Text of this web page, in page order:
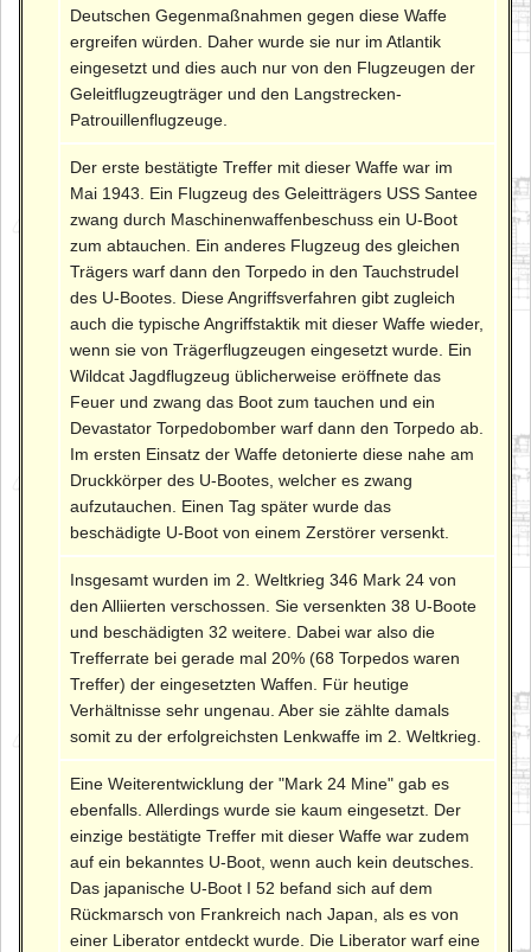
Deutschen Gegenmaßnahmen gegen diese Waffe
ergreifen würden. Daher wurde sie nur im Atlantik
eingesetzt und dies auch nur von den Flugzeugen der
Geleitflugzeugträger und den Langstrecken-
Patrouillenflugzeuge.
Der erste bestätigte Treffer mit dieser Waffe war im
Mai 1943. Ein Flugzeug des Geleitträgers USS Santee
zwang durch Maschinenwaffenbeschuss ein U-Boot
zum abtauchen. Ein anderes Flugzeug des gleichen
Trägers warf dann den Torpedo in den Tauchstrudel
des U-Bootes. Diese Angriffsverfahren gibt zugleich
auch die typische Angriffstaktik mit dieser Waffe wieder,
wenn sie von Trägerflugzeugen eingesetzt wurde. Ein
Wildcat Jagdflugzeug üblicherweise eröffnete das
Feuer und zwang das Boot zum tauchen und ein
Devastator Torpedobomber warf dann den Torpedo ab.
Im ersten Einsatz der Waffe detonierte diese nahe am
Druckkörper des U-Bootes, welcher es zwang
aufzutauchen. Einen Tag später wurde das
beschädigte U-Boot von einem Zerstörer versenkt.
Insgesamt wurden im 2. Weltkrieg 346 Mark 24 von
den Alliierten verschossen. Sie versenkten 38 U-Boote
und beschädigten 32 weitere. Dabei war also die
Trefferrate bei gerade mal 20% (68 Torpedos waren
Treffer) der eingesetzten Waffen. Für heutige
Verhältnisse sehr ungenau. Aber sie zählte damals
somit zu der erfolgreichsten Lenkwaffe im 2. Weltkrieg.
Eine Weiterentwicklung der "Mark 24 Mine" gab es
ebenfalls. Allerdings wurde sie kaum eingesetzt. Der
einzige bestätigte Treffer mit dieser Waffe war zudem
auf ein bekanntes U-Boot, wenn auch kein deutsches.
Das japanische U-Boot I 52 befand sich auf dem
Rückmarsch von Frankreich nach Japan, als es von
einer Liberator entdeckt wurde. Die Liberator warf eine